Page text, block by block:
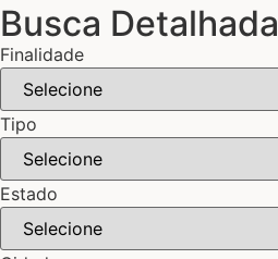
Busca Detalhada
Finalidade
Tipo
Estado